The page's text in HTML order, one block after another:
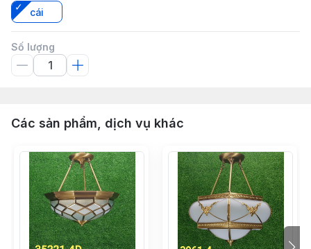
cái
Số lượng
Các sản phẩm, dịch vụ khác